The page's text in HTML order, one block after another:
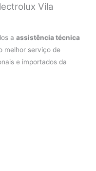
Vila
aassistência técnica
melhor serviço de
e importados da